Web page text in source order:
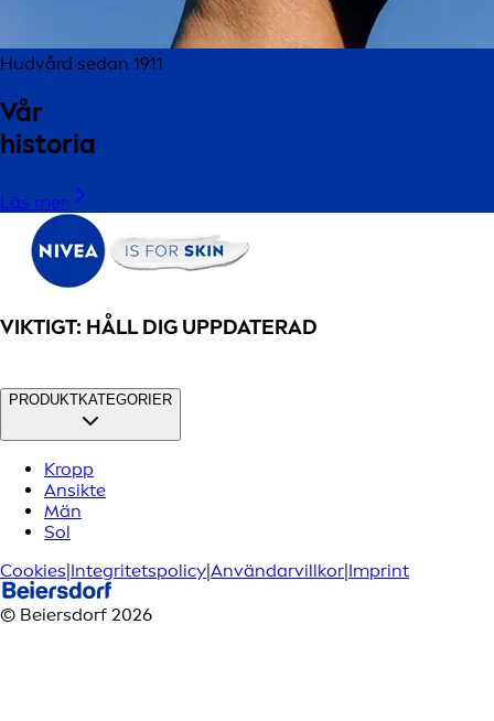
Hudvård sedan 1911
Vår
historia
Läs mer
VIKTIGT: HÅLL DIG UPPDATERAD
PRODUKTKATEGORIER
Kropp
Ansikte
Män
Sol
Cookies Integritetspolicy Användarvillkor Imprint
© Beiersdorf 2026